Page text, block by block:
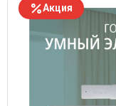
Акция